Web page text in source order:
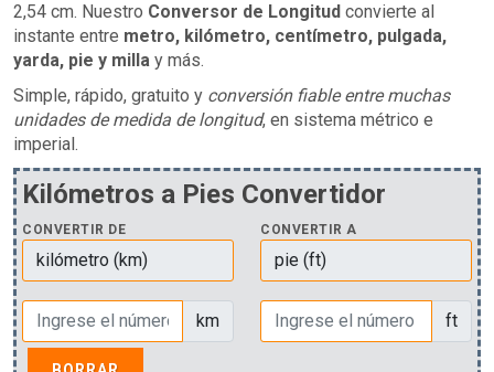
2,54 cm. Nuestro Conversor de Longitud convierte al
instante entre metro, kilómetro, centímetro, pulgada,
yarda, pie y milla y más.
Simple, rápido, gratuito y conversión fiable entre muchas
unidades de medida de longitud, en sistema métrico e
imperial.
Kilómetros a Pies Convertidor
CONVERTIR DE CONVERTIR A
km ft